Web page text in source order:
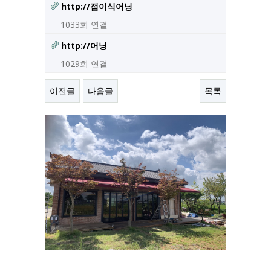
http://접이식어닝
1033회 연결
http://어닝
1029회 연결
이전글 다음글 목록